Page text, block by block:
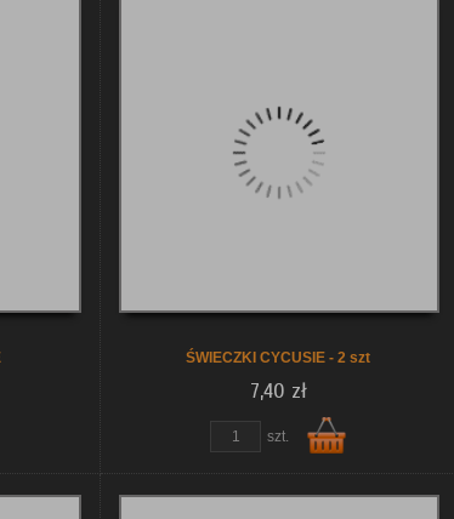
ŚWIECZKI CYCUSIE - 2 szt
7,40 zł
szt.